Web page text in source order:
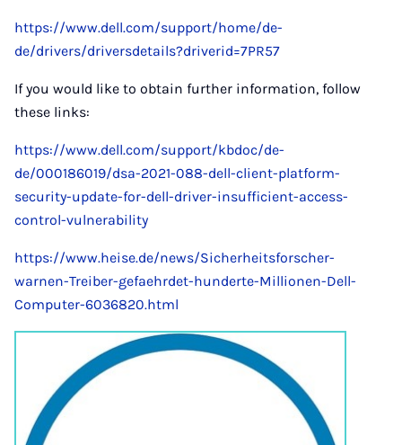
https://www.dell.com/support/home/de-
de/drivers/driversdetails?driverid=7PR57
If you would like to obtain further information, follow
these links:
https://www.dell.com/support/kbdoc/de-
de/000186019/dsa-2021-088-dell-client-platform-
security-update-for-dell-driver-insufficient-access-
control-vulnerability
https://www.heise.de/news/Sicherheitsforscher-
warnen-Treiber-gefaehrdet-hunderte-Millionen-Dell-
Computer-6036820.html